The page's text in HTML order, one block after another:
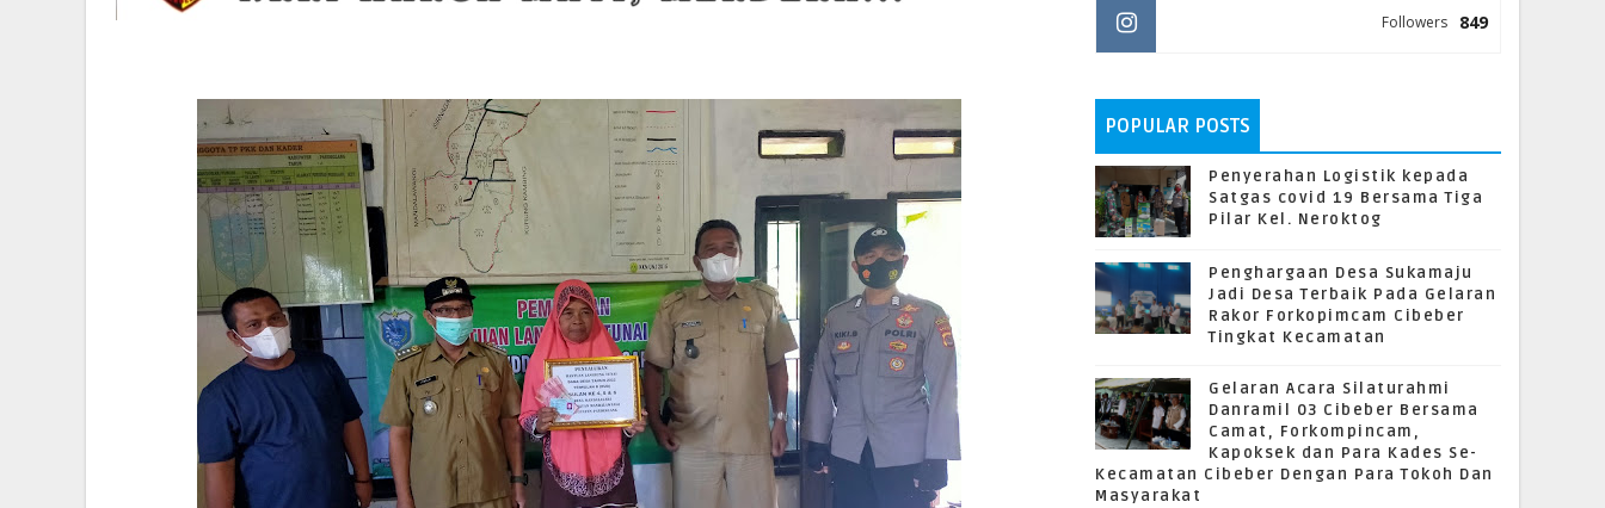
849
Followers
POPULAR POSTS
Penyerahan Logistik kepada
Satgas covid 19 Bersama Tiga
Pilar Kel. Neroktog
Penghargaan Desa Sukamaju
Jadi Desa Terbaik Pada Gelaran
Rakor Forkopimcam Cibeber
Tingkat Kecamatan
Gelaran Acara Silaturahmi
Danramil 03 Cibeber Bersama
Camat, Forkompincam,
Kapoksek dan Para Kades Se-
Kecamatan Cibeber Dengan Para Tokoh Dan
Masyarakat